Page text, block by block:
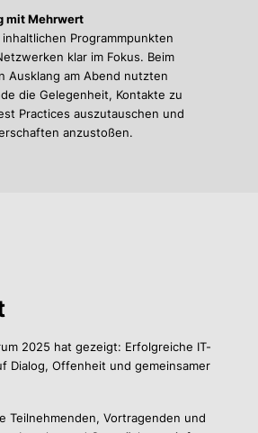
mit Mehrwert
Programmpunkten
klar im Fokus. Beim
Ausklang am Abend nutzten
die Gelegenheit, Kontakte zu
Practices auszutauschen und
anzustoßen.
2025 hat gezeigt: Erfolgreiche IT-
Dialog, Offenheit und gemeinsamer
Teilnehmenden, Vortragenden und